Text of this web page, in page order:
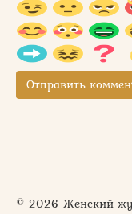
© 2026 Женский